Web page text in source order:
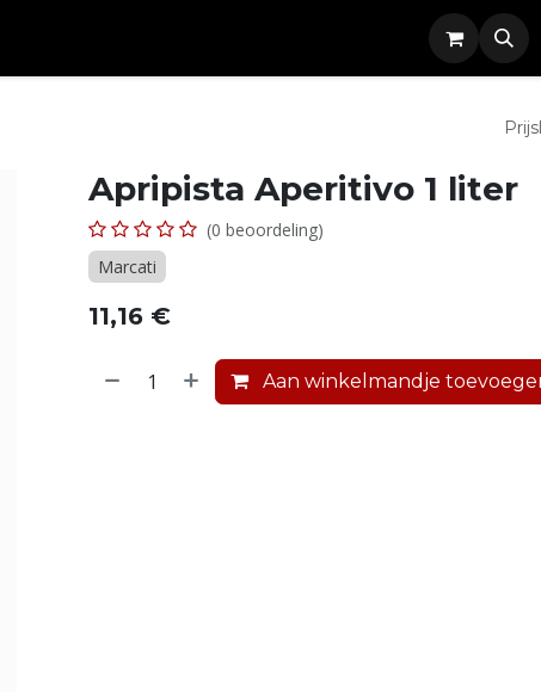
Apripista Aperitivo 1 liter
(0 beoordeling)
Marcati
11,16 €
Aan winkelmandje